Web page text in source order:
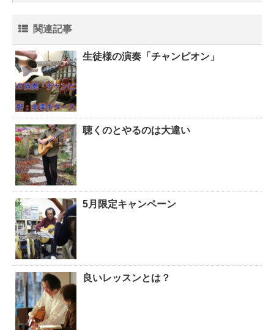
関連記事
生徒様の演奏「チャンピオン」
聴くのとやるのは大違い
5月限定キャンペーン
良いレッスンとは？